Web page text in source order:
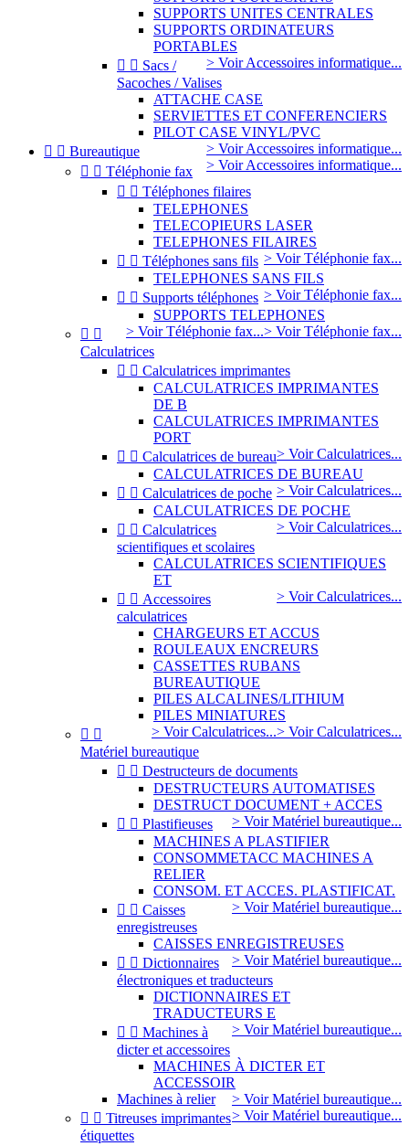
SUPPORTS UNITES CENTRALES
SUPPORTS ORDINATEURS
PORTABLES
> Voir Accessoires informatique...
  Sacs /
Sacoches / Valises
ATTACHE CASE
SERVIETTES ET CONFERENCIERS
PILOT CASE VINYL/PVC
> Voir Accessoires informatique...
> Voir Accessoires informatique...
  Bureautique
  Téléphonie fax
  Téléphones filaires
TELEPHONES
TELECOPIEURS LASER
TELEPHONES FILAIRES
> Voir Téléphonie fax...
  Téléphones sans fils
TELEPHONES SANS FILS
> Voir Téléphonie fax...
  Supports téléphones
SUPPORTS TELEPHONES
> Voir Téléphonie fax...
> Voir Téléphonie fax...
 
Calculatrices
  Calculatrices imprimantes
CALCULATRICES IMPRIMANTES
DE B
CALCULATRICES IMPRIMANTES
PORT
> Voir Calculatrices...
  Calculatrices de bureau
CALCULATRICES DE BUREAU
> Voir Calculatrices...
  Calculatrices de poche
CALCULATRICES DE POCHE
> Voir Calculatrices...
  Calculatrices
scientifiques et scolaires
CALCULATRICES SCIENTIFIQUES
ET
> Voir Calculatrices...
  Accessoires
calculatrices
CHARGEURS ET ACCUS
ROULEAUX ENCREURS
CASSETTES RUBANS
BUREAUTIQUE
PILES ALCALINES/LITHIUM
PILES MINIATURES
> Voir Calculatrices...
> Voir Calculatrices...
 
Matériel bureautique
  Destructeurs de documents
DESTRUCTEURS AUTOMATISES
DESTRUCT DOCUMENT + ACCES
> Voir Matériel bureautique...
  Plastifieuses
MACHINES A PLASTIFIER
CONSOMMETACC MACHINES A
RELIER
CONSOM. ET ACCES. PLASTIFICAT.
> Voir Matériel bureautique...
  Caisses
enregistreuses
CAISSES ENREGISTREUSES
> Voir Matériel bureautique...
  Dictionnaires
électroniques et traducteurs
DICTIONNAIRES ET
TRADUCTEURS E
> Voir Matériel bureautique...
  Machines à
dicter et accessoires
MACHINES À DICTER ET
ACCESSOIR
> Voir Matériel bureautique...
Machines à relier
> Voir Matériel bureautique...
  Titreuses imprimantes
étiquettes